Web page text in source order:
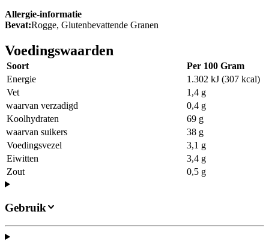
Allergie-informatie
Bevat:Rogge, Glutenbevattende Granen
Voedingswaarden
Soort
Per 100 Gram
Energie
1.302 kJ (307 kcal)
Vet
1,4 g
waarvan verzadigd
0,4 g
Koolhydraten
69 g
waarvan suikers
38 g
Voedingsvezel
3,1 g
Eiwitten
3,4 g
Zout
0,5 g
Gebruik